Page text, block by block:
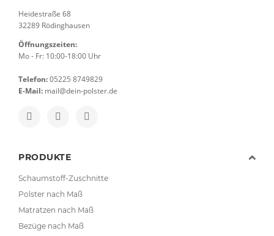
Heidestraße 68
32289 Rödinghausen
Öffnungszeiten:
Mo - Fr: 10:00-18:00 Uhr
Telefon:05225 8749829
E-Mail: mail@dein-polster.de
PRODUKTE
Schaumstoff-Zuschnitte
Polster nach Maß
Matratzen nach Maß
Bezüge nach Maß